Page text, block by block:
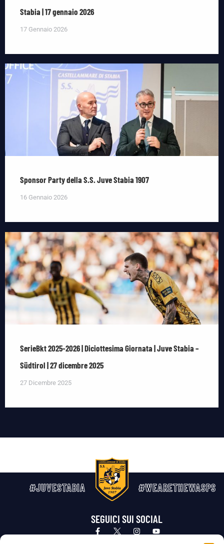
Stabia | 17 gennaio 2026
17 Gennaio 2026
Sponsor Party della S.S. Juve Stabia 1907
16 Gennaio 2026
SerieBkt 2025-2026 | Diciottesima Giornata | Juve Stabia –
Südtirol | 27 dicembre 2025
27 Dicembre 2025
#JUVESTABIA #WEARETHEWASPS
SEGUICI SUI SOCIAL